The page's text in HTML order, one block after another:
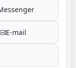
E-mail